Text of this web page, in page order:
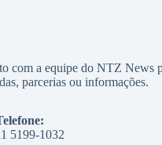
com a equipe do NTZ News
parcerias ou informações.
5199-1032